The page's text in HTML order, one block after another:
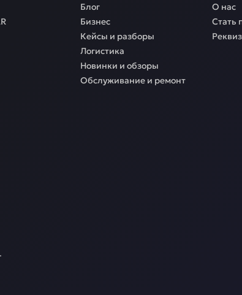
Блог
Бизнес
Кейсы и разборы
Логистика
Новинки и обзоры
Обслуживание и ремонт
О нас
Стать